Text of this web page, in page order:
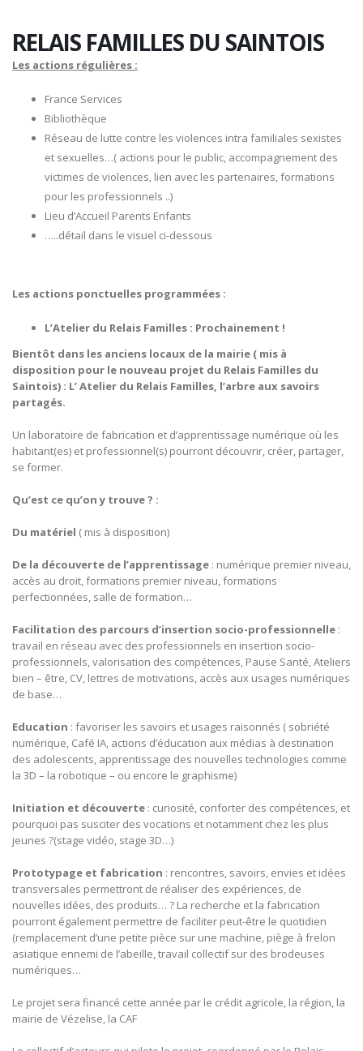
RELAIS FAMILLES DU SAINTOIS
Les actions régulières :
France Services
Bibliothèque
Réseau de lutte contre les violences intra familiales sexistes
et sexuelles…( actions pour le public, accompagnement des
victimes de violences, lien avec les partenaires, formations
pour les professionnels ..)
Lieu d’Accueil Parents Enfants
…..détail dans le visuel ci-dessous
Les actions ponctuelles programmées :
L’Atelier du Relais Familles : Prochainement !
Bientôt dans les anciens locaux de la mairie ( mis à
disposition pour le nouveau projet du Relais Familles du
Saintois) : L’ Atelier du Relais Familles, l’arbre aux savoirs
partagés.
Un laboratoire de fabrication et d’apprentissage numérique où les
habitant(es) et professionnel(s) pourront découvrir, créer, partager,
se former.
Qu’est ce qu’on y trouve ? :
Du matériel ( mis à disposition)
De la découverte de l’apprentissage : numérique premier niveau,
accès au droit, formations premier niveau, formations
perfectionnées, salle de formation…
Facilitation des parcours d’insertion socio-professionnelle :
travail en réseau avec des professionnels en insertion socio-
professionnels, valorisation des compétences, Pause Santé, Ateliers
bien – être, CV, lettres de motivations, accès aux usages numériques
de base…
Education : favoriser les savoirs et usages raisonnés ( sobriété
numérique, Café IA, actions d’éducation aux médias à destination
des adolescents, apprentissage des nouvelles technologies comme
la 3D – la robotique – ou encore le graphisme)
Initiation et découverte : curiosité, conforter des compétences, et
pourquoi pas susciter des vocations et notamment chez les plus
jeunes ?(stage vidéo, stage 3D…)
Prototypage et fabrication : rencontres, savoirs, envies et idées
transversales permettront de réaliser des expériences, de
nouvelles idées, des produits… ? La recherche et la fabrication
pourront également permettre de faciliter peut-être le quotidien
(remplacement d’une petite pièce sur une machine, piège à frelon
asiatique ennemi de l’abeille, travail collectif sur des brodeuses
numériques…
Le projet sera financé cette année par le crédit agricole, la région, la
mairie de Vézelise, la CAF